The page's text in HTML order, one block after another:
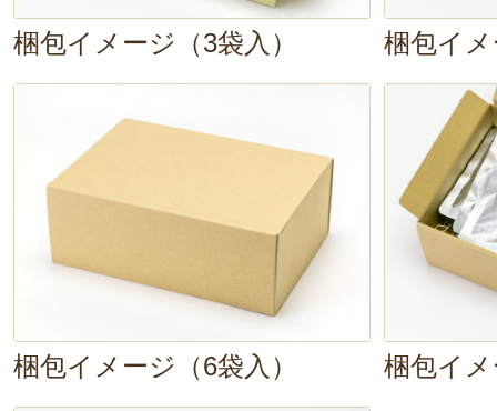
梱包イメージ（3袋入） 梱包イ
梱包イメージ（6袋入） 梱包イ